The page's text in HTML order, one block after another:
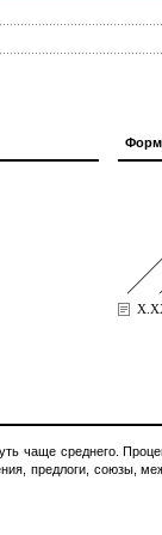
чаще среднего.
предлоги, союзы,